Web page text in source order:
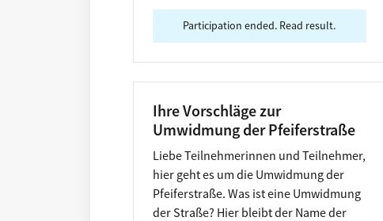
Participation ended. Read result.
Ihre Vorschläge zur
Umwidmung der Pfeiferstraße
Liebe Teilnehmerinnen und Teilnehmer,
hier geht es um die Umwidmung der
Pfeiferstraße. Was ist eine Umwidmung
der Straße? Hier bleibt der Name der